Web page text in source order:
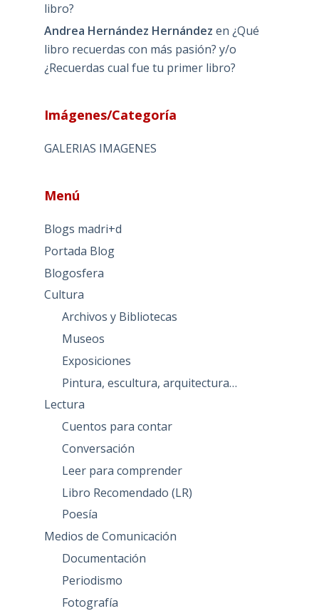
libro?
Andrea Hernández Hernández en ¿Qué
libro recuerdas con más pasión? y/o
¿Recuerdas cual fue tu primer libro?
Imágenes/Categoría
GALERIAS IMAGENES
Menú
Blogs madri+d
Portada Blog
Blogosfera
Cultura
Archivos y Bibliotecas
Museos
Exposiciones
Pintura, escultura, arquitectura…
Lectura
Cuentos para contar
Conversación
Leer para comprender
Libro Recomendado (LR)
Poesía
Medios de Comunicación
Documentación
Periodismo
Fotografía